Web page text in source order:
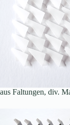
aus Faltungen, div.